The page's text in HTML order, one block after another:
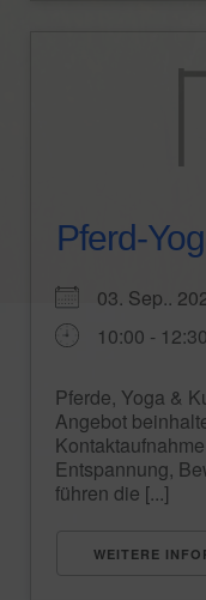
Pferd-
03. Sep..
10:00 - 12:30
Pferde, Yoga &
Angebot
Entspannung,
führen die [...]
WEITERE